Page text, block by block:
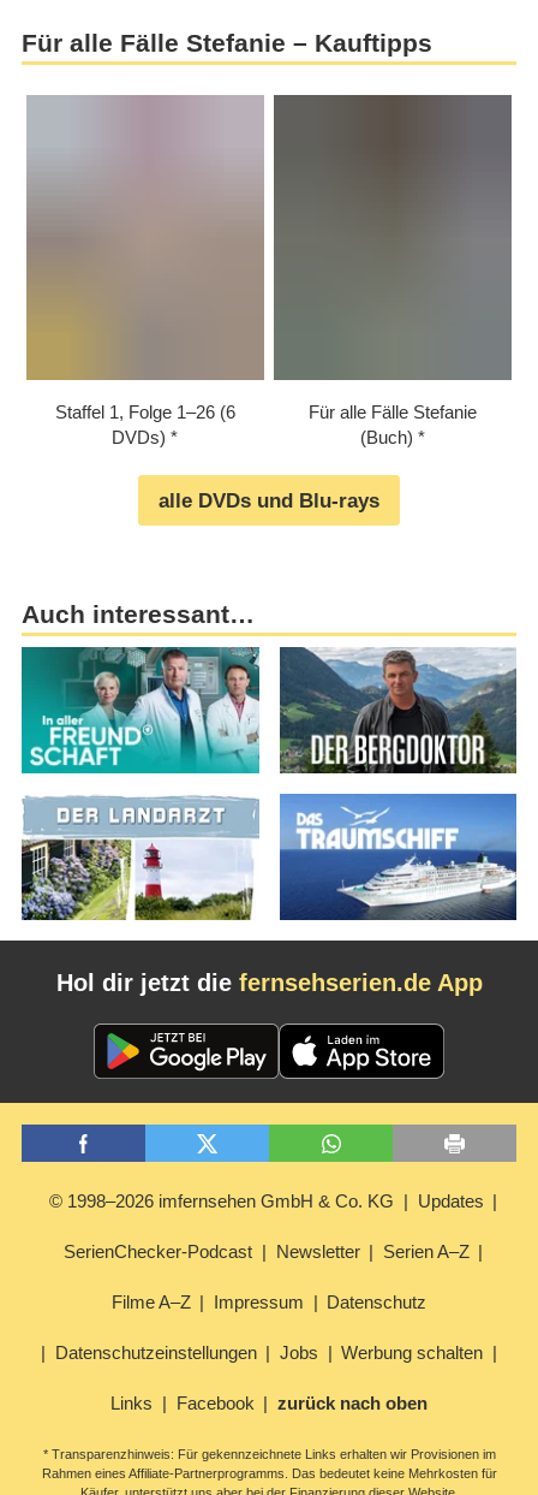
Für alle Fälle Stefanie – Kauftipps
Staffel 1, Folge 1⁠–⁠26 (6
DVDs)
Für alle Fälle Stefanie
(Buch)
alle DVDs und Blu-rays
Auch interessant…
Hol dir jetzt die fernsehserien.de App
© 1998–2026 imfernsehen GmbH & Co. KG Updates
SerienChecker-Podcast Newsletter Serien A–Z
Filme A–Z Impressum Datenschutz
Datenschutzeinstellungen Jobs Werbung schalten
Links Facebook zurück nach oben
* Transparenzhinweis: Für gekennzeichnete Links erhalten wir Provisionen im
Rahmen eines Affiliate-Partnerprogramms. Das bedeutet keine Mehrkosten für